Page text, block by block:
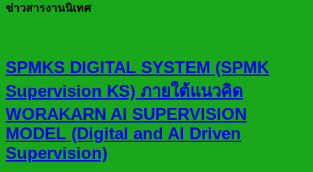
ข่าวสารงานนิเทศ
SPMKS DIGITAL SYSTEM (SPMK
Supervision KS) ภายใต้แนวคิด
WORAKARN AI SUPERVISION
MODEL (Digital and AI Driven
Supervision)